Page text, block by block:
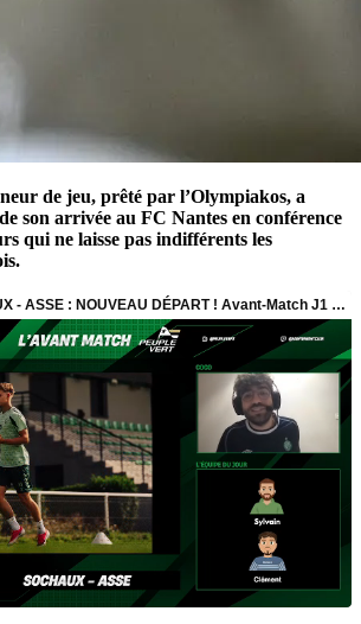
de jeu, prêté par l’Olympiakos, a
son arrivée au FC Nantes en conférence
qui ne laisse pas indifférents les